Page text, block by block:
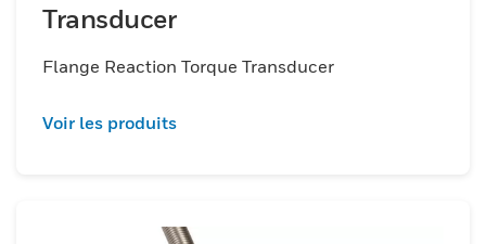
Transducer
Flange Reaction Torque Transducer
Voir les produits